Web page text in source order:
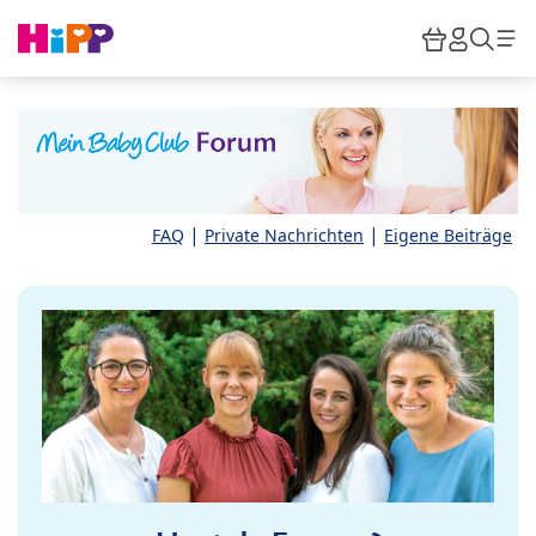
HiPP
FAQ | Private Nachrichten | Eigene Beiträge